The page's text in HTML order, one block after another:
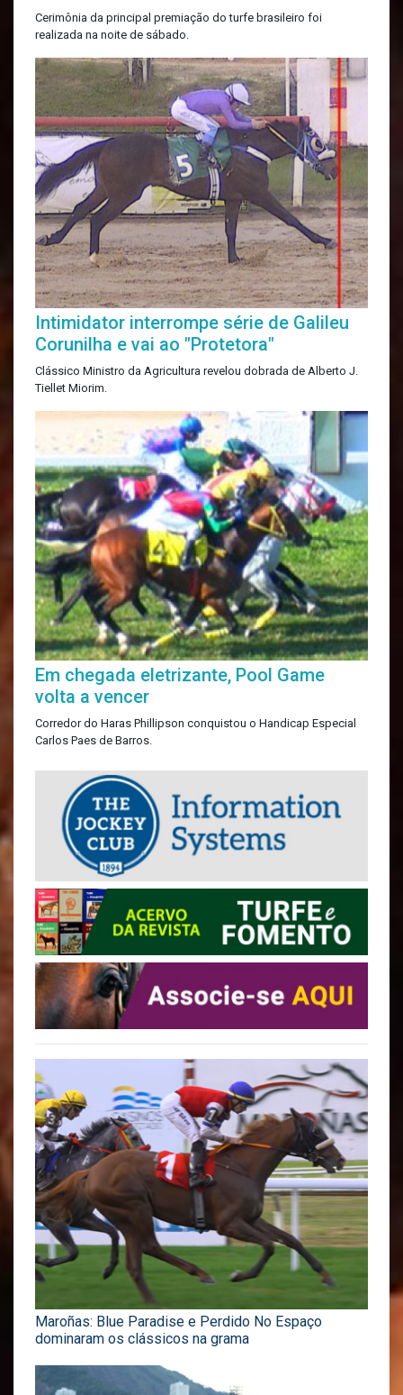
Cerimônia da principal premiação do turfe brasileiro foi
realizada na noite de sábado.
Intimidator interrompe série de Galileu
Corunilha e vai ao "Protetora"
Clássico Ministro da Agricultura revelou dobrada de Alberto J.
Tiellet Miorim.
Em chegada eletrizante, Pool Game
volta a vencer
Corredor do Haras Phillipson conquistou o Handicap Especial
Carlos Paes de Barros.
Maroñas: Blue Paradise e Perdido No Espaço
dominaram os clássicos na grama